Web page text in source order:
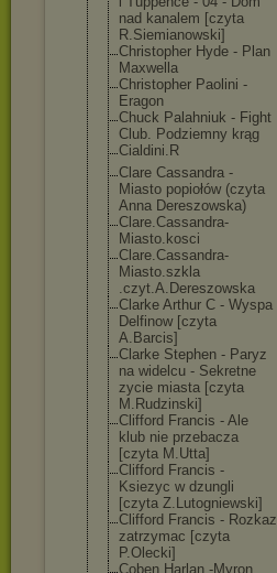
nad kanalem [czyta
R.Siemianowski]
Christopher Hyde - Plan
Maxwella
Christopher Paolini -
Eragon
Chuck Palahniuk - Fight
Club. Podziemny krąg
Cialdini.R
Clare Cassandra -
Miasto popiołów (czyta
Anna Dereszowska)
Clare.Cassandra-
Miasto.kosci
Clare.Cassandra-
Miasto.szkla
.czyt.A.Dereszowska
Clarke Arthur C - Wyspa
Delfinow [czyta
A.Barcis]
Clarke Stephen - Paryz
na widelcu - Sekretne
zycie miasta [czyta
M.Rudzinski]
Clifford Francis - Ale
klub nie przebacza
[czyta M.Utta]
Clifford Francis -
Ksiezyc w dzungli
[czyta Z.Lutogniewski]
Clifford Francis - Rozkaz
zatrzymac [czyta
P.Olecki]
Coben Harlan -Myron